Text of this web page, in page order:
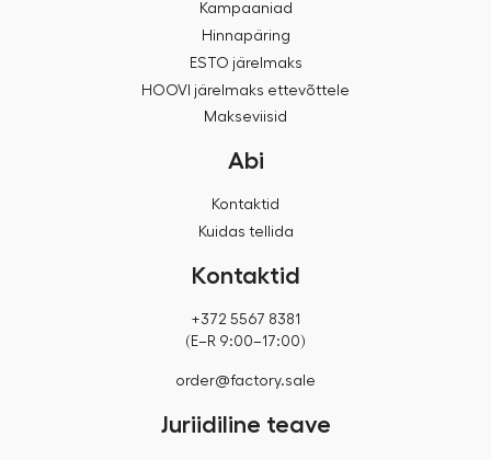
Kampaaniad
Hinnapäring
ESTO järelmaks
HOOVI järelmaks ettevõttele
Makseviisid
Abi
Kontaktid
Kuidas tellida
Kontaktid
+372 5567 8381
(E–R 9:00–17:00)
order@factory.sale
Juriidiline teave